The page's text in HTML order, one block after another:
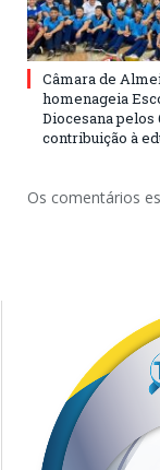
Câmara de
homenageia
Diocesana pelos
contribuição à
Os comentários